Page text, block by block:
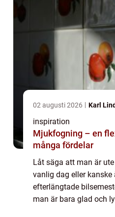
02 augusti 2026 Karl
inspiration
Mjukfogning – en
många fördelar
Låt säga att man är
vanlig dag eller kanske
efterlängtade
man är bara glad och